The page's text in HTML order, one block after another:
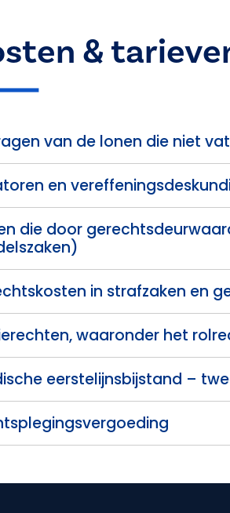
&
van de lonen die niet
en
die door
in strafzaken en
waaronder het
eerstelijnsbijstand –